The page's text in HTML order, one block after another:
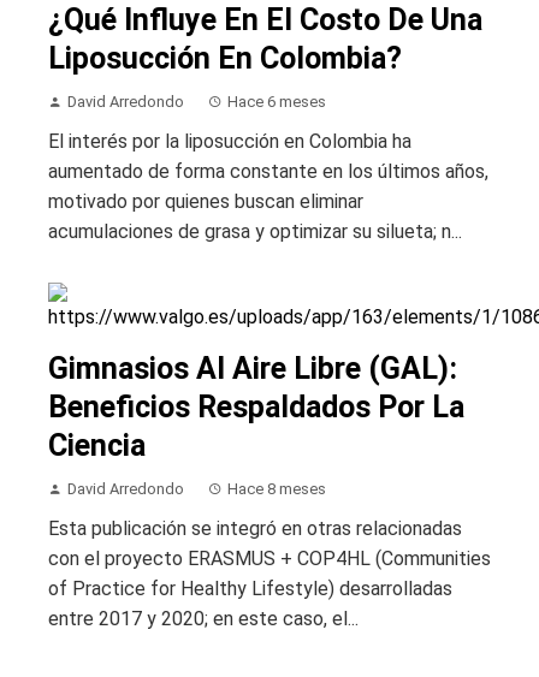
¿Qué Influye En El Costo De Una
Liposucción En Colombia?
David Arredondo Hace 6 meses
El interés por la liposucción en Colombia ha
aumentado de forma constante en los últimos años,
motivado por quienes buscan eliminar
acumulaciones de grasa y optimizar su silueta; n...
Gimnasios Al Aire Libre (GAL):
Beneficios Respaldados Por La
Ciencia
David Arredondo Hace 8 meses
Esta publicación se integró en otras relacionadas
con el proyecto ERASMUS + COP4HL (Communities
of Practice for Healthy Lifestyle) desarrolladas
entre 2017 y 2020; en este caso, el...